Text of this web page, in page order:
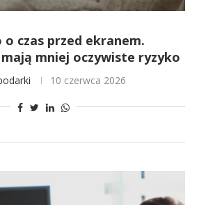
czas przed ekranem.
mniej oczywiste ryzyko
10 czerwca 2026